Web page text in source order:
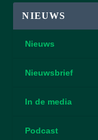
NIEUWS
Nieuws
Nieuwsbrief
In de media
Podcast